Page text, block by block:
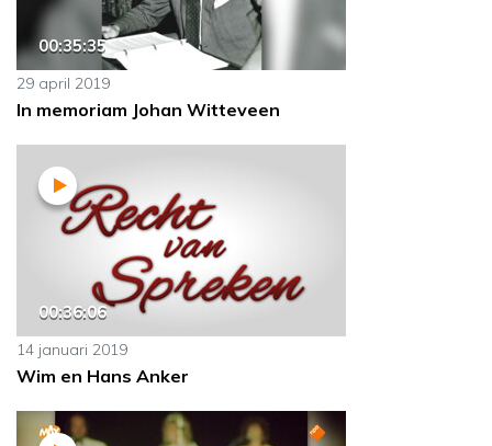
00:35:35
29 april 2019
In memoriam Johan Witteveen
00:36:06
14 januari 2019
Wim en Hans Anker